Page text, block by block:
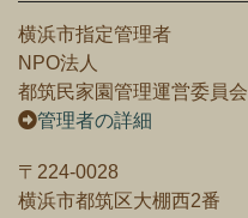
横浜市指定管理者
NPO法人
都筑民家園管理運営委員会
管理者の詳細
〒224-0028
横浜市都筑区大棚西2番